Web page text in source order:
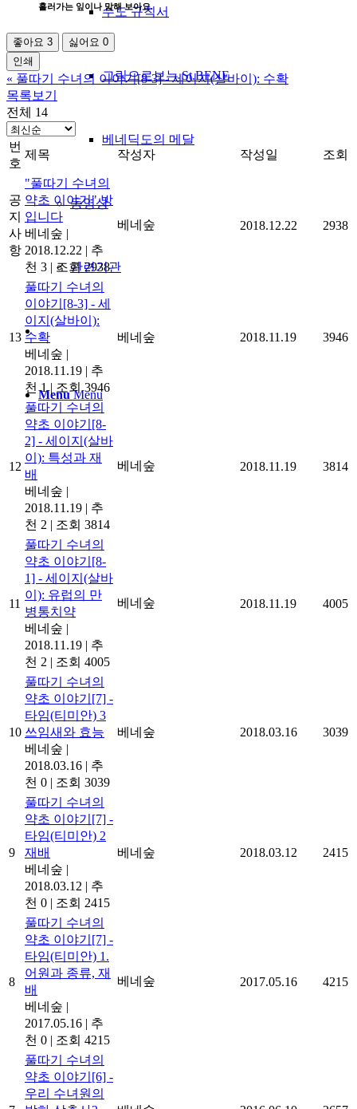
수도 규칙서
그림으로보는 St.BENE
베네딕도의 메달
동영상
관련기관
Menu Menu
흘러가는 잎이나 맘해 보아요.
좋아요 3 싫어요 0
인쇄
« 풀따기 수녀의 이야기[8-3] - 세이지(살바이): 수확
목록보기
전체 14
번
호
제목 작성자 작성일 조회
공
지
사
항
"풀따기 수녀의
약초 이야기" 방
입니다
베네숲 |
2018.12.22 | 추
천 3 | 조회 2938
베네숲 2018.12.22 2938
13
풀따기 수녀의
이야기[8-3] - 세
이지(살바이):
수확
베네숲 |
2018.11.19 | 추
천 1 | 조회 3946
베네숲 2018.11.19 3946
12
풀따기 수녀의
약초 이야기[8-
2] - 세이지(살바
이): 특성과 재
배
베네숲 |
2018.11.19 | 추
천 2 | 조회 3814
베네숲 2018.11.19 3814
11
풀따기 수녀의
약초 이야기[8-
1] - 세이지(살바
이): 유럽의 만
병통치약
베네숲 |
2018.11.19 | 추
천 2 | 조회 4005
베네숲 2018.11.19 4005
10
풀따기 수녀의
약초 이야기[7] -
타임(티미안) 3
쓰임새와 효능
베네숲 |
2018.03.16 | 추
천 0 | 조회 3039
베네숲 2018.03.16 3039
9
풀따기 수녀의
약초 이야기[7] -
타임(티미안) 2
재배
베네숲 |
2018.03.12 | 추
천 0 | 조회 2415
베네숲 2018.03.12 2415
8
풀따기 수녀의
약초 이야기[7] -
타임(티미안) 1.
어원과 종류, 재
배
베네숲 |
2017.05.16 | 추
천 0 | 조회 4215
베네숲 2017.05.16 4215
풀따기 수녀의
약초 이야기[6] -
우리 수녀원의